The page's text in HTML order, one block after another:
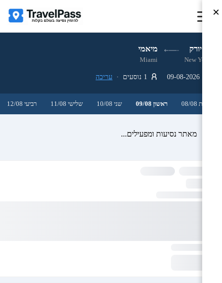
ניו יורק מיאמי
New York
Miami
עריכה
שבת 08/08 ראשון 09/08 שני 10/08 שלישי 11/08 רביעי 12/08
מאתר נסיעות ומפעילים...
×